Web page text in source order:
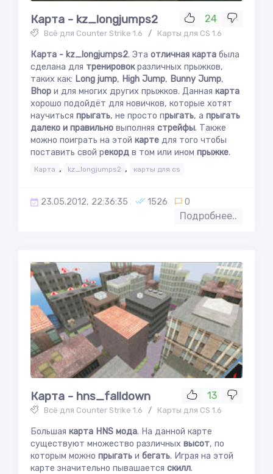
24
Карта - kz_longjumps2
Всё для Counter Strike 1.6 / Карты для CS 1.6
Карта - kz_longjumps2. Эта отличная карта была
сделана для тренировокразличных прыжков,
таких как: Long jump, High Jump, Bunny Jump,
Bhop и для многих других прыжков. Данная карта
хорошо подойдёт для новичков, которые хотят
научиться прыгать, не просто прыгать, а прыгать
далеко и правильно выполняя стрейфы. Также
можно поиграть на этой карте для того чтобы
поставить свой рекорд в том или ином прыжке.
Карта , kz_longjumps2 , карты для cs
23.05.2012, 22:36:35 1526 0
Подробнее..
13
Карта - hns_falldown
Всё для Counter Strike 1.6 / Карты для CS 1.6
Большая карта HNS мода. На данной карте
существуют множество различных высот, по
которым можно прыгать и бегать. Играя на этой
карте значительно пывашается скилл.